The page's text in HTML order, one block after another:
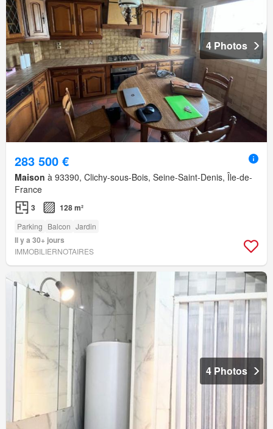
4 Photos
283 500 €
Maison à 93390, Clichy-sous-Bois, Seine-Saint-Denis, Île-de-
France
3 128 m²
Parking Balcon Jardin
Il y a 30+ jours
IMMOBILIERNOTAIRES
4 Photos